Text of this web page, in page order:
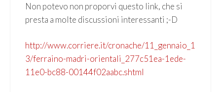
Non potevo non proporvi questo link, che si
presta a molte discussioni interessanti ;-D
http://www.corriere.it/cronache/11_gennaio_1
3/ferraino-madri-orientali_277c51ea-1ede-
11e0-bc88-00144f02aabc.shtml